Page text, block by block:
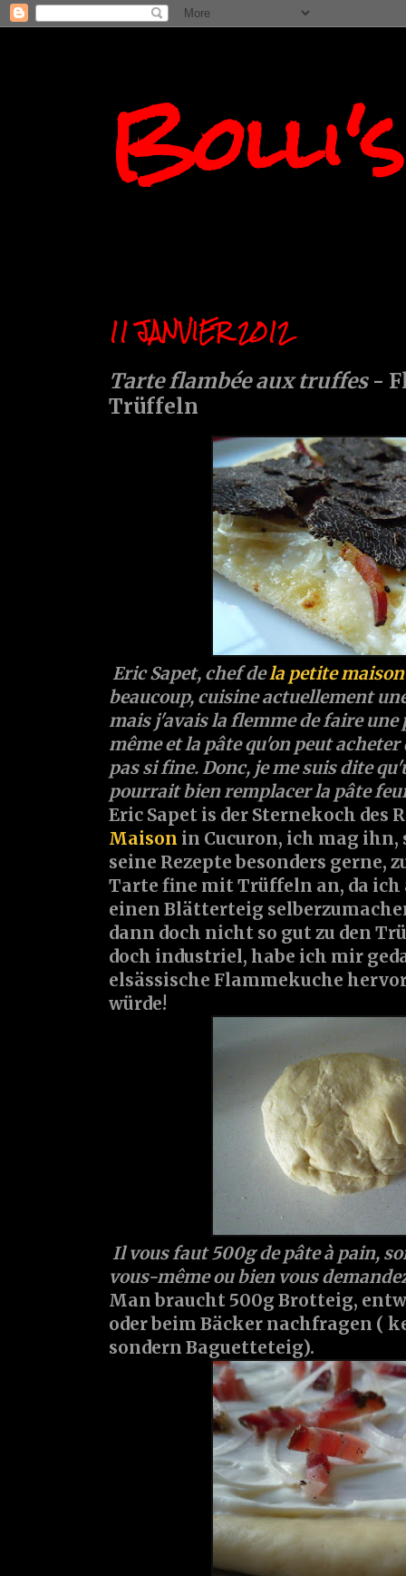
11 JANVIER 2012
Tarte flambée aux truffes-
Trüffeln
Eric Sapet, chef dela petite maison
beaucoup, cuisine actuellement
mais j'avais la flemme de faire
même et la pâte qu'on peut
pas si fine. Donc, je me suis dite
pourrait bien remplacer la pâte
Eric Sapet is der Sternekoch des
Maison in Cucuron, ich mag
seine Rezepte besonders gerne,
Tarte fine mit Trüffeln an, da
einen Blätterteig
dann doch nicht so gut zu den
doch industriel, habe ich mir
elsässische Flammekuche
würde!
Il vous faut 500g de pâte à pain,
vous-même ou bien vous
Man braucht 500g Brotteig,
oder beim Bäcker nachfragen (
sondern Baguetteteig).